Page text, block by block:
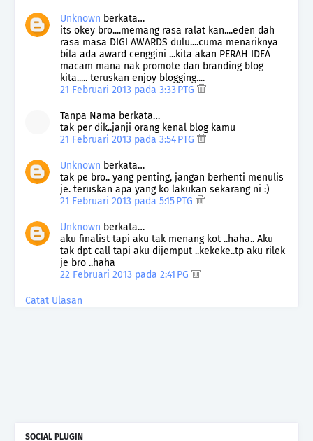
Unknown berkata…
its okey bro....memang rasa ralat kan....eden dah
rasa masa DIGI AWARDS dulu....cuma menariknya
bila ada award cenggini ...kita akan PERAH IDEA
macam mana nak promote dan branding blog
kita..... teruskan enjoy blogging....
21 Februari 2013 pada 3:33 PTG
Tanpa Nama berkata…
tak per dik..janji orang kenal blog kamu
21 Februari 2013 pada 3:54 PTG
Unknown berkata…
tak pe bro.. yang penting, jangan berhenti menulis
je. teruskan apa yang ko lakukan sekarang ni :)
21 Februari 2013 pada 5:15 PTG
Unknown berkata…
aku finalist tapi aku tak menang kot ..haha.. Aku
tak dpt call tapi aku dijemput ..kekeke..tp aku rilek
je bro ..haha
22 Februari 2013 pada 2:41 PG
Catat Ulasan
SOCIAL PLUGIN